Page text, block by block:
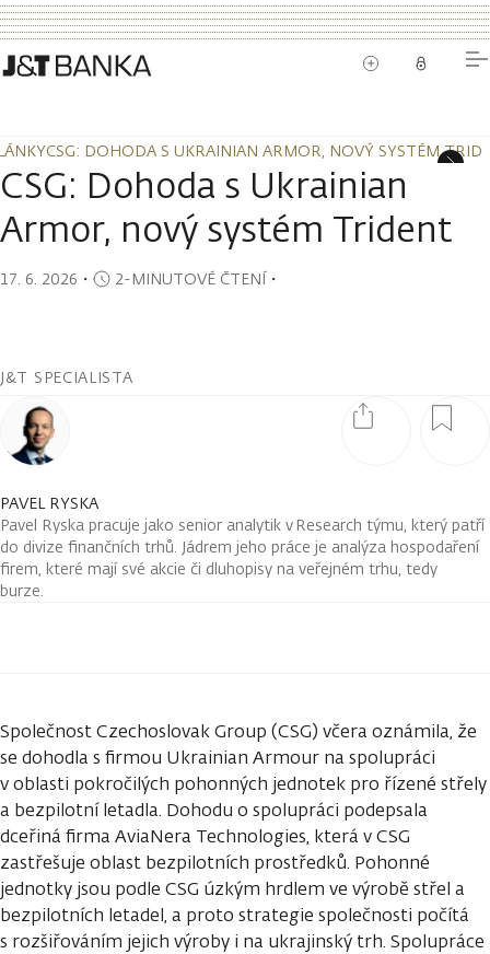
CSG: DOHODA S UKRAINIAN ARMOR, NOVÝ SYSTÉM
CSG: DOHODA S UKRAINIAN ARMOR, NOVÝ SYSTÉM
CSG: Dohoda s Ukrainian
Armor, nový systém Trident
17. 6. 2026 ・ 2-MINUTOVÉ ČTENÍ・
J&T SPECIALISTA
PAVEL RYSKA
Pavel Ryska pracuje jako senior analytik v Research týmu, který patří
do divize finančních trhů. Jádrem jeho práce je analýza hospodaření
firem, které mají své akcie či dluhopisy na veřejném trhu, tedy
burze.
Společnost Czechoslovak Group (CSG) včera oznámila, že
se dohodla s firmou Ukrainian Armour na spolupráci
v oblasti pokročilých pohonných jednotek pro řízené střely
a bezpilotní letadla. Dohodu o spolupráci podepsala
dceřiná firma AviaNera Technologies, která v CSG
zastřešuje oblast bezpilotních prostředků. Pohonné
jednotky jsou podle CSG úzkým hrdlem ve výrobě střel a
bezpilotních letadel, a proto strategie společnosti počítá
s rozšiřováním jejich výroby i na ukrajinský trh. Spolupráce